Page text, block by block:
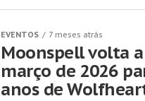
EVENTOS 7 meses atrás
Moonspell volta
março de 2026
anos de